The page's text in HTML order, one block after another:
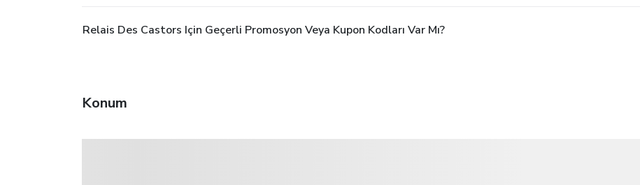
Relais Des Castors Için Geçerli Promosyon Veya Kupon Kodları Var Mı?
Konum